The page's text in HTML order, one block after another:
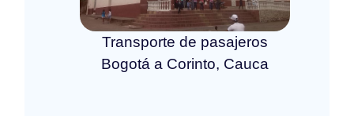
Transporte de pasajeros
Bogotá a Corinto, Cauca